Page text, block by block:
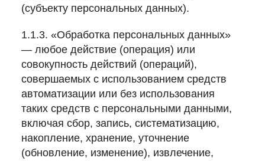
(субъекту персональных данных).
1.1.3. «Обработка персональных данных»
— любое действие (операция) или
совокупность действий (операций),
совершаемых с использованием средств
автоматизации или без использования
таких средств с персональными данными,
включая сбор, запись, систематизацию,
накопление, хранение, уточнение
(обновление, изменение), извлечение,